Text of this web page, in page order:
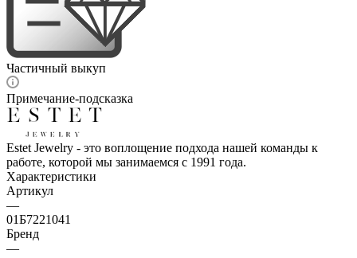
Частичный выкуп
Примечание-подсказка
Estet Jewelry - это воплощение подхода нашей команды к
работе, которой мы занимаемся с 1991 года.
Характеристики
Артикул
—
01Б7221041
Бренд
—